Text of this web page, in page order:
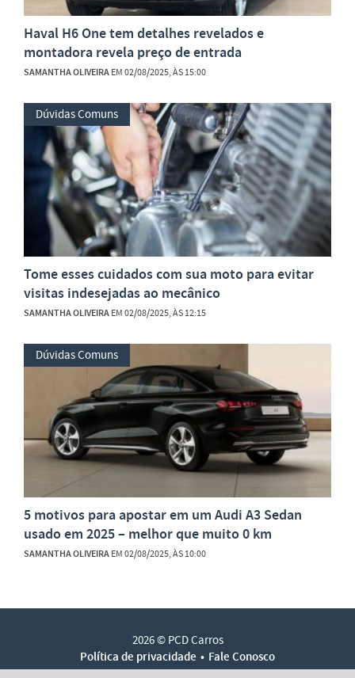
Haval H6 One tem detalhes revelados e
montadora revela preço de entrada
SAMANTHA OLIVEIRAEM 02/08/2025, ÀS 15:00
Dúvidas Comuns
Tome esses cuidados com sua moto para evitar
visitas indesejadas ao mecânico
SAMANTHA OLIVEIRAEM 02/08/2025, ÀS 12:15
Dúvidas Comuns
5 motivos para apostar em um Audi A3 Sedan
usado em 2025 – melhor que muito 0 km
SAMANTHA OLIVEIRAEM 02/08/2025, ÀS 10:00
2026 © PCD Carros
Política de privacidade
Fale Conosco